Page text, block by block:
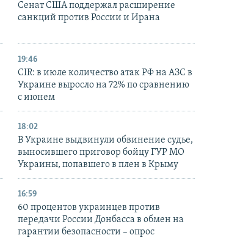
Сенат США поддержал расширение
санкций против России и Ирана
19:46
CIR: в июле количество атак РФ на АЗС в
Украине выросло на 72% по сравнению
с июнем
18:02
В Украине выдвинули обвинение судье,
выносившего приговор бойцу ГУР МО
Украины, попавшего в плен в Крыму
16:59
60 процентов украинцев против
передачи России Донбасса в обмен на
гарантии безопасности – опрос